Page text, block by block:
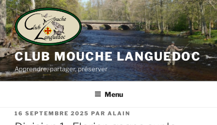
Aller
au
contenu
principal
CLUB MOUCHE LANGUEDOC
Apprendre, partager, préserver
Menu
PUBLIÉ
LE
16 SEPTEMBRE 2025 PAR ALAIN